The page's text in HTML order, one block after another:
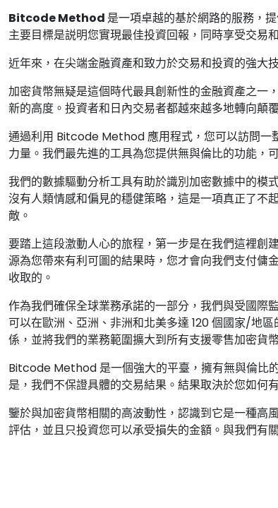
Bitcode Method是一項卓越的基於網路的服務，
主要目標是説明您實現最佳投資回報，同時享受交易
近年來，在尖端金融資產和致力於交易和投資的強大
加密貨幣無疑是這個時代最具創新性的金融資產之一
新的高度。投資者和日內交易者都越來越多地轉向顛
通過利用 Bitcode Method 應用程式，您可以訪問一
力量。我們最先進的工具為您提供無與倫比的功能，
我們的數據驅動分析工具有助於識別加密數據中的模
沒有人類情感和偏見的穩健策略，這是一項真正了不
敵。
要踏上這段激動人心的旅程，第一步是在我們這裡創
源為您帶來有利可圖的結果時，您才會向我們支付傭
收取的。
作為我們確保全球業務承諾的一部分，我們與受國
可以在歐洲、亞洲、非洲和北美多達 120 個國家/地
係，並將我們的業務範圍擴大到所有支援零售加密貨
Bitcode Method 是一個強大的平臺，擁有無與倫比
是，我們不保證具體的交易結果。結果取決於您如何
鑒於與加密貨幣相關的高波動性，認識到它是一種高
評估，並且只投資您可以承受損失的金額。與我們有